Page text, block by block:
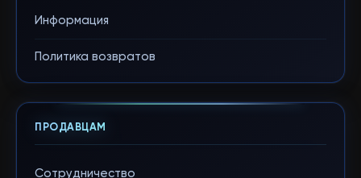
Информация
Политика возвратов
ПРОДАВЦАМ
Сотрудничество